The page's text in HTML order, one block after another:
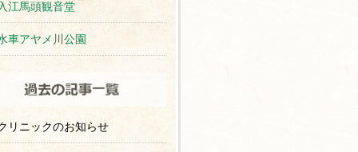
江馬頭観音堂
車アヤメ川公園
リニックのお知らせ